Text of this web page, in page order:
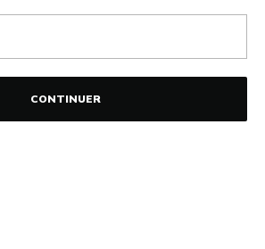
CONTINUER